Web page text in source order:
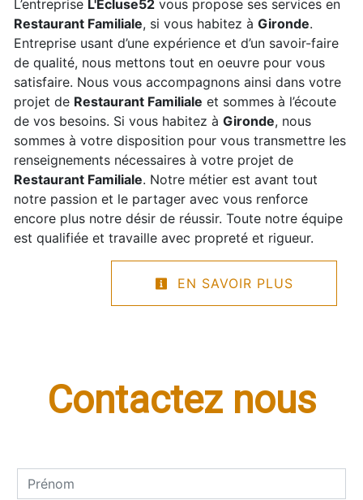
L’entreprise L'Ecluse52 vous propose ses services en
Restaurant Familiale, si vous habitez à Gironde.
Entreprise usant d’une expérience et d’un savoir-faire
de qualité, nous mettons tout en oeuvre pour vous
satisfaire. Nous vous accompagnons ainsi dans votre
projet de Restaurant Familiale et sommes à l’écoute
de vos besoins. Si vous habitez à Gironde, nous
sommes à votre disposition pour vous transmettre les
renseignements nécessaires à votre projet de
Restaurant Familiale. Notre métier est avant tout
notre passion et le partager avec vous renforce
encore plus notre désir de réussir. Toute notre équipe
est qualifiée et travaille avec propreté et rigueur.
EN SAVOIR PLUS
Contactez nous